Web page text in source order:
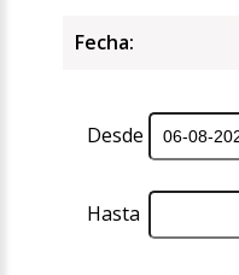
Fecha:
Desde
Hasta